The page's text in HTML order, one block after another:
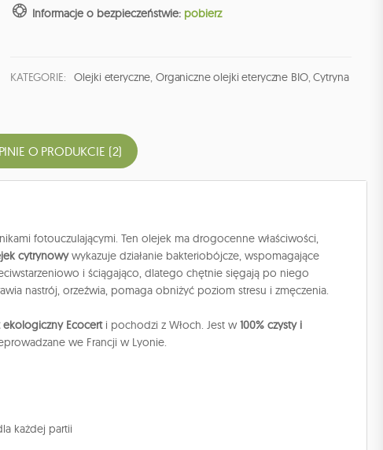
Informacje o bezpieczeństwie: pobierz
KATEGORIE: Olejki eteryczne, Organiczne olejki eteryczne BIO,Cytryna
O PRODUKCIE (2)
fotouczulającymi. Ten olejek ma drogocenne właściwości,
cytrynowywykazuje działanie bakteriobójcze, wspomagające
i ściągająco, dlatego chętnie sięgają po niego
nastrój, orzeźwia, pomaga obniżyć poziom stresu i zmęczenia.
ekologiczny Ecocerti pochodzi z Włoch. Jest w100% czysty i
we Francji w Lyonie.
każdej partii